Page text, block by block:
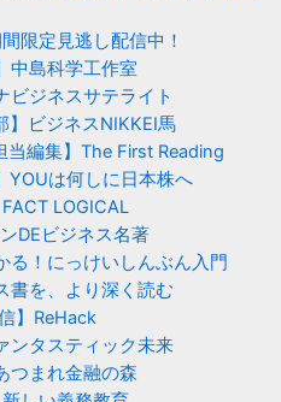
限定見逃し配信中！
中島科学工作室
ビジネスサテライト
】ビジネスNIKKEI馬
当編集】The First Reading
YOUは何しに日本株へ
FACT LOGICAL
DEビジネス名著
る！にっけいしんぶん入門
書を、より深く読む
】ReHack
ンタスティック未来
つまれ金融の森